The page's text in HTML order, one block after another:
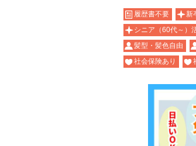
履歴書不要 新
シニア（60代～）
髪型・髪色自由
社会保険あり